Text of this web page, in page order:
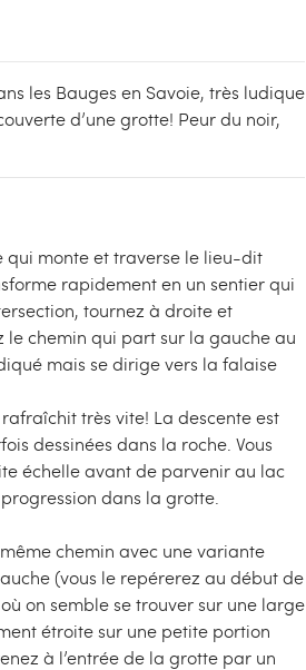
les Bauges en Savoie, très ludique
d’une grotte! Peur du noir,
qui monte et traverse le lieu-dit
rapidement en un sentier qui
tournez à droite et
le chemin qui part sur la gauche au
mais se dirige vers la falaise
très vite! La descente est
dessinées dans la roche. Vous
échelle avant de parvenir au lac
dans la grotte.
chemin avec une variante
(vous le repérerez au début de
on semble se trouver sur une large
étroite sur une petite portion
à l’entrée de la grotte par un